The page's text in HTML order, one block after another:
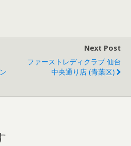
Next Post
ファーストレディクラブ 仙台
中央通り店 (青葉区)